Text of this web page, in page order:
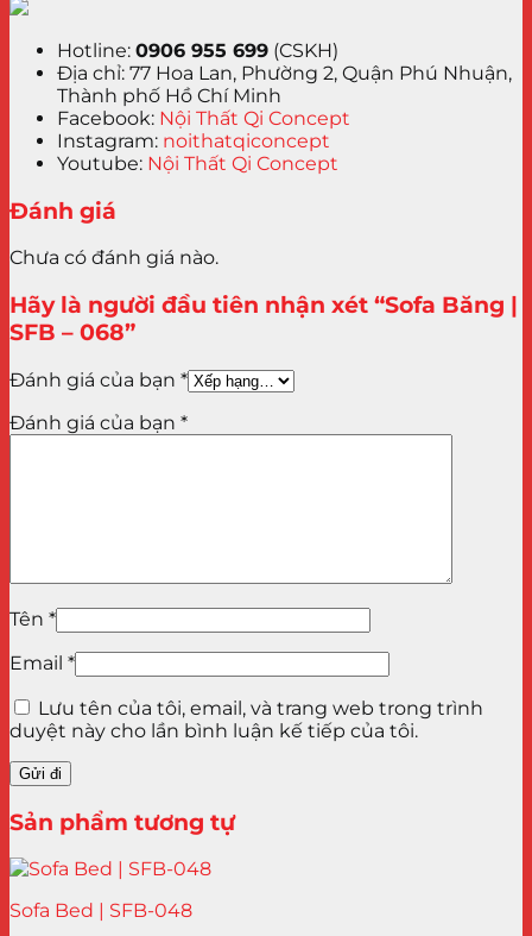
Hotline: 0906 955 699 (CSKH)
Địa chỉ: 77 Hoa Lan, Phường 2, Quận Phú Nhuận,
Thành phố Hồ Chí Minh
Facebook: Nội Thất Qi Concept
Instagram: noithatqiconcept
Youtube: Nội Thất Qi Concept
Đánh giá
Chưa có đánh giá nào.
Hãy là người đầu tiên nhận xét “Sofa Băng |
SFB – 068”
Đánh giá của bạn *
Đánh giá của bạn *
Tên *
Email *
Lưu tên của tôi, email, và trang web trong trình
duyệt này cho lần bình luận kế tiếp của tôi.
Sản phẩm tương tự
Sofa Bed | SFB-048